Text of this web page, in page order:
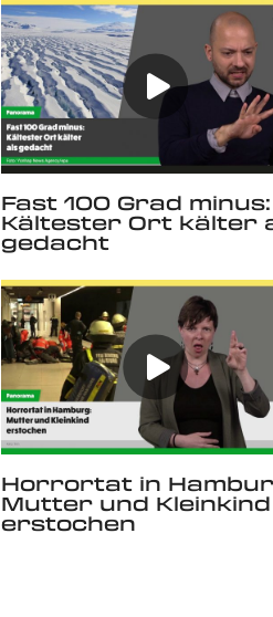
Fast 100 Grad minus:
Kältester Ort kälter
gedacht
Horrortat in
Mutter und Kleinkind
erstochen